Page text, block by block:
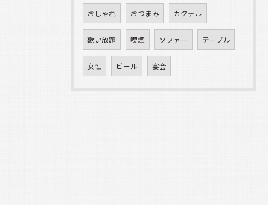
おしゃれ おつまみ カクテル
歌い放題 喫煙 ソファー テーブル
女性 ビール 宴会